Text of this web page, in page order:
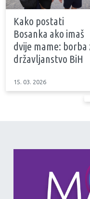
Kako postati
Bosanka ako imaš
dvije mame: borba
državljanstvo BiH
15. 03. 2026